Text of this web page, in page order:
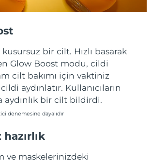
bir cilt. Hızlı basarak
Glow Boost modu, cildi
cilt bakımı için vaktiniz
aydınlatır. Kullanıcıların
aydınlık bir cilt bildirdi.
denemesine dayalıdır
ve maskelerinizdeki
Tahmini teslim tarihi8/10/26
Tahmini teslim tarihi8/10/26
Tahmini teslim tarihi
Tahmini teslim tarihi
Tahmini teslim tarihi